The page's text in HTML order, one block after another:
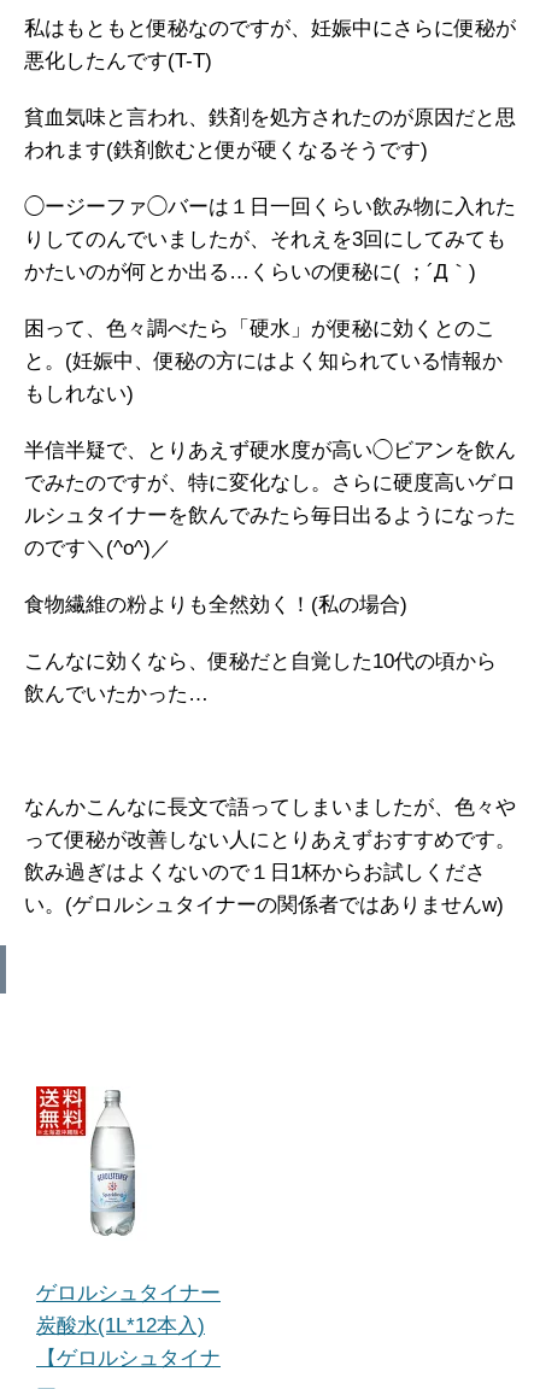
私はもともと便秘なのですが、妊娠中にさらに便秘が
悪化したんです(T-T)
貧血気味と言われ、鉄剤を処方されたのが原因だと思
われます(鉄剤飲むと便が硬くなるそうです)
◯ージーファ◯バーは１日一回くらい飲み物に入れた
りしてのんでいましたが、それえを3回にしてみても
かたいのが何とか出る…くらいの便秘に( ；´Д｀)
困って、色々調べたら「硬水」が便秘に効くとのこ
と。(妊娠中、便秘の方にはよく知られている情報か
もしれない)
半信半疑で、とりあえず硬水度が高い◯ビアンを飲ん
でみたのですが、特に変化なし。さらに硬度高いゲロ
ルシュタイナーを飲んでみたら毎日出るようになった
のです＼(^o^)／
食物繊維の粉よりも全然効く！(私の場合)
こんなに効くなら、便秘だと自覚した10代の頃から
飲んでいたかった…
なんかこんなに長文で語ってしまいましたが、色々や
って便秘が改善しない人にとりあえずおすすめです。
飲み過ぎはよくないので１日1杯からお試しくださ
い。(ゲロルシュタイナーの関係者ではありませんw)
ゲロルシュタイナー
炭酸水(1L*12本入)
【ゲロルシュタイナ